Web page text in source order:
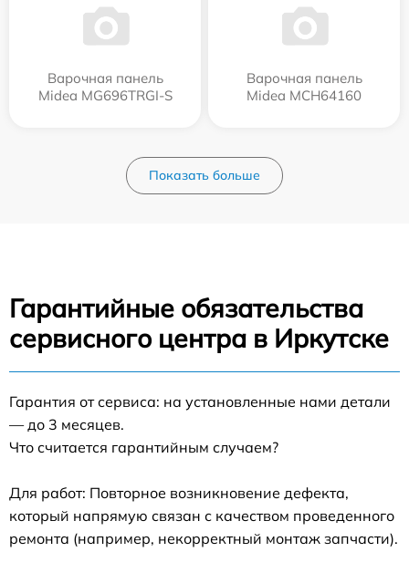
Варочная панель
Midea MG696TRGI-S
Варочная панель
Midea MCH64160
Показать больше
Гарантийные обязательства
сервисного центра в Иркутске
Гарантия от сервиса: на установленные нами детали
— до 3 месяцев.
Что считается гарантийным случаем?
Для работ: Повторное возникновение дефекта,
который напрямую связан с качеством проведенного
ремонта (например, некорректный монтаж запчасти).